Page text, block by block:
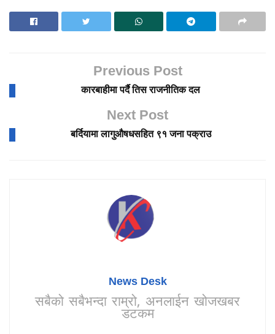
Previous Post
कारबाहीमा पर्दै तिस राजनीतिक दल
Next Post
बर्दियामा लागुऔषधसहित ९१ जना पक्राउ
News Desk
सबैको सबैभन्दा राम्रो, अनलाईन खोजखबर
डटकम